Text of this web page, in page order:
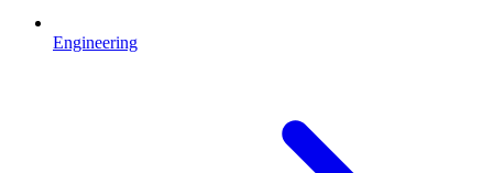
Engineering